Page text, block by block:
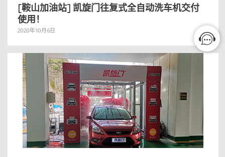
[鞍山加油站] 凯旋门往复式全自动洗车机交付
使用！
2020年10月6日